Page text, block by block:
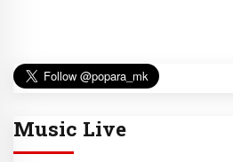
Music Live